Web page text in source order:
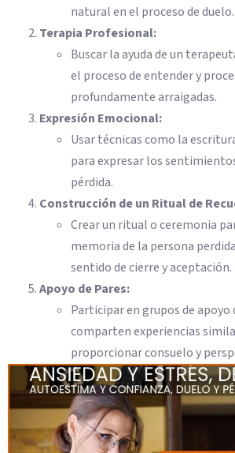
natural en el proceso de duelo.
Terapia Profesional:
Buscar la ayuda de un
el proceso de entender y
profundamente arraigadas.
Expresión Emocional:
Usar técnicas como la
para expresar los
pérdida.
Construcción de un Ritual de
Crear un ritual o ceremonia
memoria de la persona
sentido de cierre y aceptación.
Apoyo de Pares:
Participar en grupos de
comparten experiencias
proporcionar consuelo y